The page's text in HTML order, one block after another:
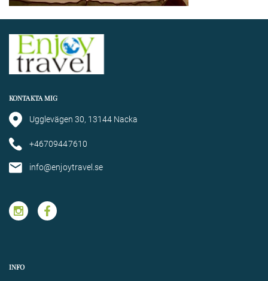
KONTAKTA MIG
Ugglevägen 30, 13144 Nacka
+46709447610
info@enjoytravel.se
INFO